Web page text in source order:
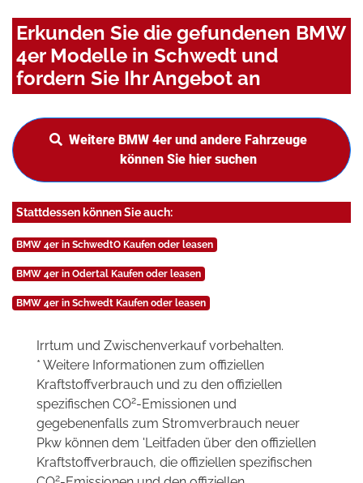
Erkunden Sie die gefundenen BMW
4er Modelle in Schwedt und
fordern Sie Ihr Angebot an
Weitere BMW 4er und andere Fahrzeuge
können Sie hier suchen
Stattdessen können Sie auch:
BMW 4er in SchwedtO Kaufen oder leasen
BMW 4er in Odertal Kaufen oder leasen
BMW 4er in Schwedt Kaufen oder leasen
Irrtum und Zwischenverkauf vorbehalten.
* Weitere Informationen zum offiziellen
Kraftstoffverbrauch und zu den offiziellen
spezifischen CO2-Emissionen und
gegebenenfalls zum Stromverbrauch neuer
Pkw können dem 'Leitfaden über den offiziellen
Kraftstoffverbrauch, die offiziellen spezifischen
2